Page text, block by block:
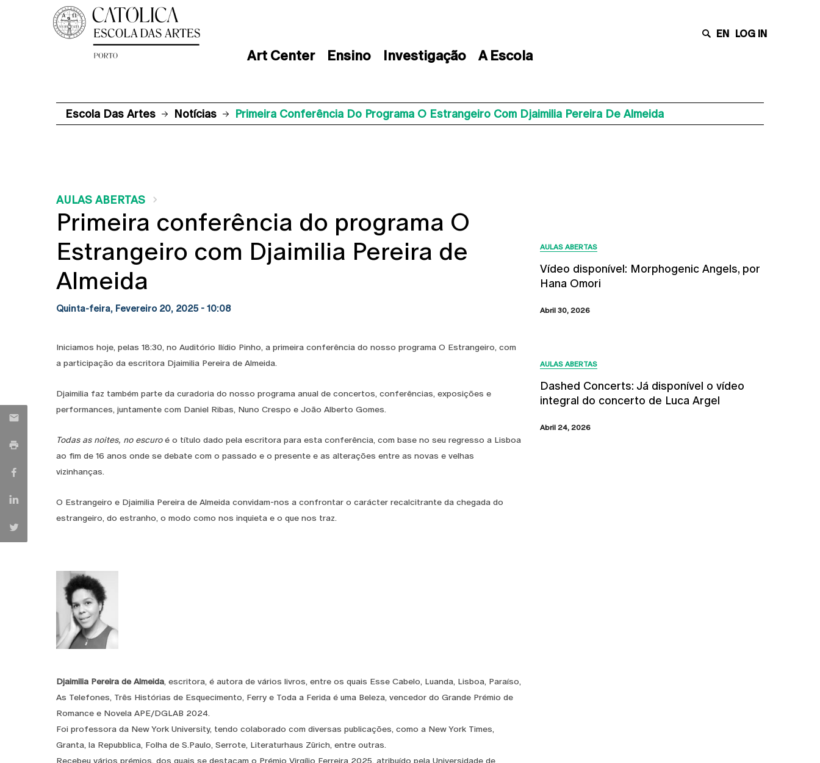
Art Center Ensino Investigação A Escola
EN LOG IN
Escola Das Artes Notícias Primeira Conferência Do Programa O Estrangeiro Com Djaimilia Pereira De Almeida
AULAS ABERTAS
Primeira conferência do programa O
Estrangeiro com Djaimilia Pereira de
Almeida
Quinta-feira, Fevereiro 20, 2025 - 10:08
Iniciamos hoje, pelas 18:30, no Auditório Ilídio Pinho, a primeira conferência do nosso programa O Estrangeiro, com
a participação da escritora Djaimilia Pereira de Almeida.
Djaimilia faz também parte da curadoria do nosso programa anual de concertos, conferências, exposições e
performances, juntamente com Daniel Ribas, Nuno Crespo e João Alberto Gomes.
Todas as noites, no escuroé o título dado pela escritora para esta conferência, com base no seu regresso a Lisboa
ao fim de 16 anos onde se debate com o passado e o presente e as alterações entre as novas e velhas
vizinhanças.
O Estrangeiro e Djaimilia Pereira de Almeida convidam-nos a confrontar o carácter recalcitrante da chegada do
estrangeiro, do estranho, o modo como nos inquieta e o que nos traz.
Djaimilia Pereira de Almeida , escritora, é autora de vários livros, entre os quais Esse Cabelo, Luanda, Lisboa, Paraíso,
As Telefones, Três Histórias de Esquecimento, Ferry e Toda a Ferida é uma Beleza, vencedor do Grande Prémio de
Romance e Novela APE/DGLAB 2024.
Foi professora da New York University, tendo colaborado com diversas publicações, como a New York Times,
Granta, la Repubblica, Folha de S.Paulo, Serrote, Literaturhaus Zürich, entre outras.
Recebeu vários prémios, dos quais se destacam o Prémio Virgílio Ferreira 2025, atribuído pela Universidade de
AULAS ABERTAS
Vídeo disponível: Morphogenic Angels, por
Hana Omori
Abril 30, 2026
AULAS ABERTAS
Dashed Concerts: Já disponível o vídeo
integral do concerto de Luca Argel
Abril 24, 2026